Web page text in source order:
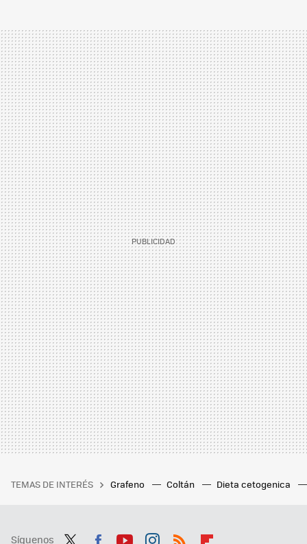
TEMAS DE INTERÉS Grafeno Coltán Dieta cetogenica
Síguenos